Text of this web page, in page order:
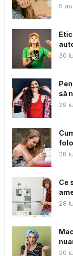
5
30
să
29
28
Ce
28
20